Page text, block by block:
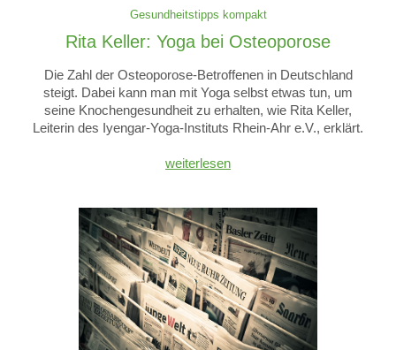
Gesundheitstipps kompakt
Rita Keller: Yoga bei Osteoporose
Die Zahl der Osteoporose-Betroffenen in Deutschland
steigt. Dabei kann man mit Yoga selbst etwas tun, um
seine Knochengesundheit zu erhalten, wie Rita Keller,
Leiterin des Iyengar-Yoga-Instituts Rhein-Ahr e.V., erklärt.
weiterlesen